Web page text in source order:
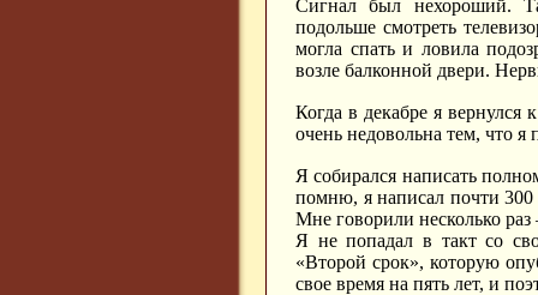
Сигнал был нехороший.
подольше смотреть
могла спать и ловила
возле балконной двери.
Когда в декабре я
очень недовольна тем, что я
Я собирался написать
помню, я написал почти 300
Мне говорили несколько
Я не попадал в такт со
«Второй срок», которую
свое время на пять лет, и